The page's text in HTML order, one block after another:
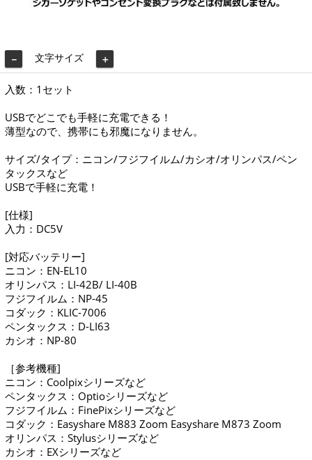
－ 文字サイズ ＋
入数：1セット
USBでどこでも手軽に充電できる！
薄型なので、携帯にも邪魔になりません。
サイズ/タイプ：ニコン/フジフイルム/カシオ/オリンパス/ペン
タックスなど
USBで手軽に充電！
[仕様]
入力：DC5V
[対応バッテリー]
ニコン：EN-EL10
オリンパス：LI-42B/ LI-40B
フジフイルム：NP-45
コダック：KLIC-7006
ペンタックス：D-LI63
カシオ：NP-80
［参考機種]
ニコン：Coolpixシリーズなど
ペンタックス：Optioシリーズなど
フジフイルム：FinePixシリーズなど
コダック：Easyshare M883 Zoom Easyshare M873 Zoom
オリンパス：Stylusシリーズなど
カシオ：EXシリーズなど